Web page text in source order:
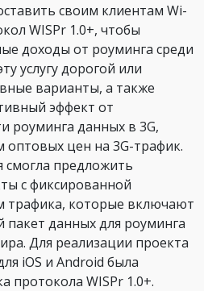
своим клиентам Wi-
WISPr 1.0+, чтобы
доходы от роуминга среди
услугу дорогой или
варианты, а также
эффект от
роуминга данных в 3G,
цен на 3G-трафик.
смогла предложить
с фиксированной
трафика, которые включают
пакет данных для роуминга
Для реализации проекта
iOS и Android была
протокола WISPr 1.0+.